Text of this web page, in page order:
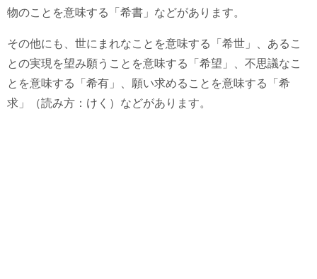
物のことを意味する「希書」などがあります。
その他にも、世にまれなことを意味する「希世」、あるこ
との実現を望み願うことを意味する「希望」、不思議なこ
とを意味する「希有」、願い求めることを意味する「希
求」（読み方：けく）などがあります。